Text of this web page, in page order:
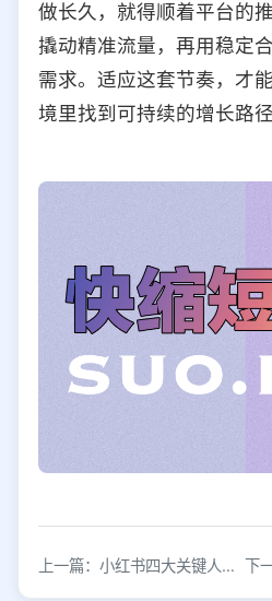
做长久，就得顺着平台的
撬动精准流量，再用稳定
需求。适应这套节奏，才
境里找到可持续的增长路径
上一篇：小红书四大关键人群的消费特点，你都知道几个？